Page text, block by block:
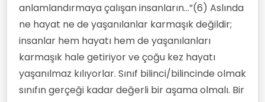
anlamlandırmaya çalışan insanların...”(6) Aslında
ne hayat ne de yaşanılanlar karmaşık değildir;
insanlar hem hayatı hem de yaşanılanları
karmaşık hale getiriyor ve çoğu kez hayatı
yaşanılmaz kılıyorlar. Sınıf bilinci/bilincinde olmak
sınıfın gerçeği kadar değerli bir aşama olmalı. Bir